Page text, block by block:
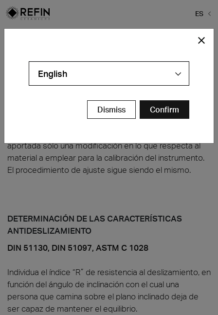
ES
UNI EN ISO 10545-7
esmaltadas. El método de prueba y la expresión de los
resultados son iguales a los indicados en las
aportada sólo una modificación en lo que respecta al
material a emplear para la calibración del instrumento.
El procedimiento de ajuste sigue siendo el mismo.
DETERMINACIÓN DE LAS CARACTERÍSTICAS
ANTIDESLIZAMIENTO
DIN 51130, DIN 51097, ASTM C 1028
Individua el índice “R” de resistencia al deslizamiento, en
función del ángulo de inclinación con el cual una
persona que camina sobre el plano inclinado deja de
ser capaz de mantener el equilibrio.
English
Dismiss Confirm